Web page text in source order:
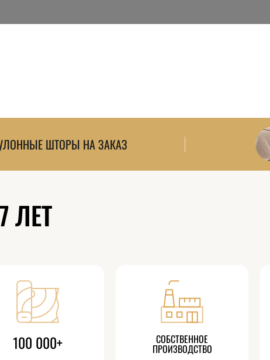
к пошиву.
ШТОРЫ НА ЗАКАЗ
ЛЕТ
100 000+ СОБСТВЕННОЕ
ПРОИЗВОДСТВО